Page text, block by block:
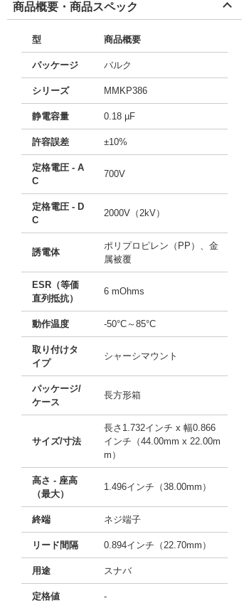
商品概要・商品スペック
型 商品概要
パッケージ バルク
シリーズ MMKP386
静電容量 0.18 µF
許容誤差 ±10%
定格電圧 - A
C
700V
定格電圧 - D
C
2000V（2kV）
誘電体
ポリプロピレン（PP）、金
属被覆
ESR（等価
直列抵抗）
6 mOhms
動作温度 -50°C～85°C
取り付けタ
イプ
シャーシマウント
パッケージ/
ケース
長方形箱
サイズ/寸法
長さ1.732インチ x 幅0.866
インチ（44.00mm x 22.00m
m）
高さ - 座高
（最大）
1.496インチ（38.00mm）
終端 ネジ端子
リード間隔 0.894インチ（22.70mm）
用途 スナバ
定格値 -